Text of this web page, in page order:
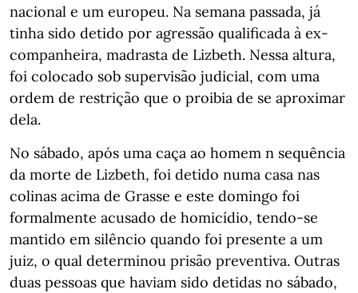
nacional e um europeu. Na semana passada, já
tinha sido detido por agressão qualificada à ex-
companheira, madrasta de Lizbeth. Nessa altura,
foi colocado sob supervisão judicial, com uma
ordem de restrição que o proibia de se aproximar
dela.
No sábado, após uma caça ao homem n sequência
da morte de Lizbeth, foi detido numa casa nas
colinas acima de Grasse e este domingo foi
formalmente acusado de homicídio, tendo-se
mantido em silêncio quando foi presente a um
juiz, o qual determinou prisão preventiva. Outras
duas pessoas que haviam sido detidas no sábado,